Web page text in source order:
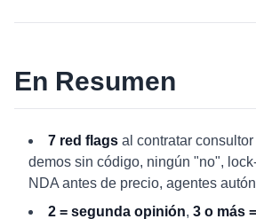
En Resumen
7 red flags al contratar
demos sin código, ningún "no",
NDA antes de precio, agentes
2 = segunda opinión, 3 o más